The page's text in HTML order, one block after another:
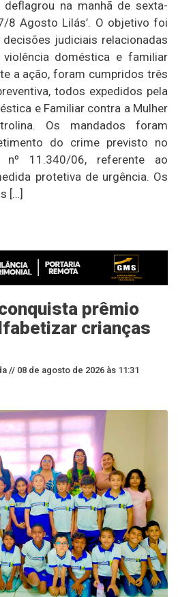
deflagrou na manhã de sexta-
8 Agosto Lilás’. O objetivo foi
judiciais relacionadas
doméstica e familiar
a ação, foram cumpridos três
todos expedidos pela
e Familiar contra a Mulher
Os mandados foram
do crime previsto no
11.340/06, referente ao
protetiva de urgência. Os
[…]
prêmio
crianças
// 08 de agosto de 2026 às 11:31